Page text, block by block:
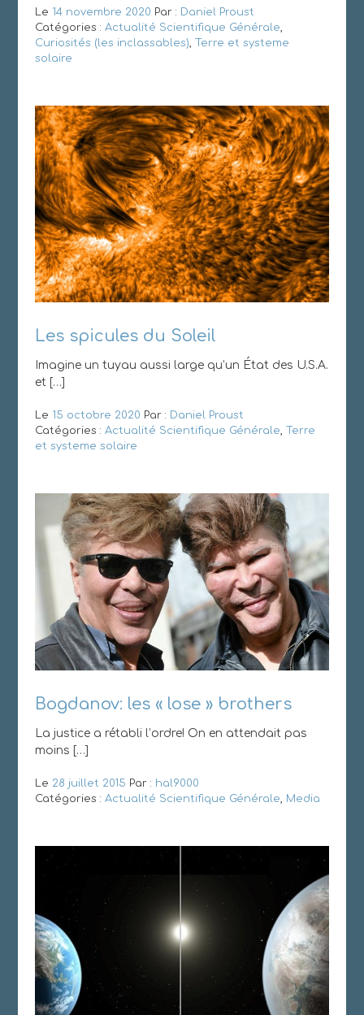
Le 14 novembre 2020 Par : Daniel Proust
Catégories : Actualité Scientifique Générale,
Curiosités (les inclassables),
Terre et systeme
solaire
Les spicules du Soleil
Imagine un tuyau aussi large qu’un État des U.S.A.
et […]
Le 15 octobre 2020 Par : Daniel Proust
Catégories : Actualité Scientifique Générale,
Terre
et systeme solaire
Bogdanov: les « lose » brothers
La justice a rétabli l’ordre! On en attendait pas
moins […]
Le 28 juillet 2015 Par : hal9000
Catégories : Actualité Scientifique Générale Media